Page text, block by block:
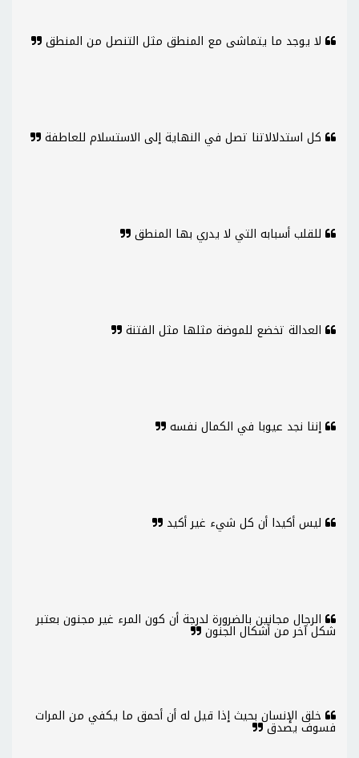
لا يوجد ما يتماشى مع المنطق مثل التنصل من المنطق
كل استدلالاتنا تصل في النهاية إلى الاستسلام للعاطفة
للقلب أسبابه التي لا يدري بها المنطق
العدالة تخضع للموضة مثلها مثل الفتنة
إننا نجد عيوبا في الكمال نفسه
ليس أكيدا أن كل شيء غير أكيد
الرجال مجانين بالضرورة لدرجة أن كون المرء غير مجنون بعتبر
شكل آخر من أشكال الجنون
خلق الإنسان بحيث إذا قيل له أن أحمق ما يكفي من المرات
فسوف يصدق